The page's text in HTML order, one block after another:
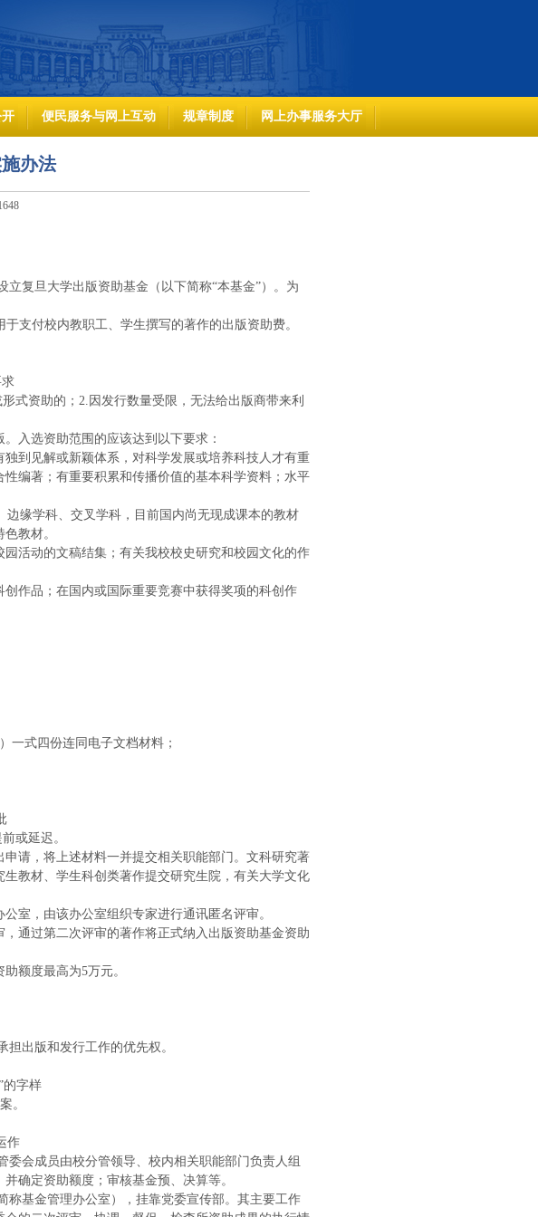
便民服务与网上互动 规章制度 网上办事服务大厅
办法
复旦大学出版资助基金（以下简称“本基金”）。为
支付校内教职工、学生撰写的著作的出版资助费。
式资助的；2.因发行数量受限，无法给出版商带来利
入选资助范围的应该达到以下要求：
到见解或新颖体系，对科学发展或培养科技人才有重
编著；有重要积累和传播价值的基本科学资料；水平
缘学科、交叉学科，目前国内尚无现成课本的教材
教材。
活动的文稿结集；有关我校校史研究和校园文化的作
作品；在国内或国际重要竞赛中获得奖项的科创作
一式四份连同电子文档材料；
或延迟。
请，将上述材料一并提交相关职能部门。文科研究著
教材、学生科创类著作提交研究生院，有关大学文化
室，由该办公室组织专家进行通讯匿名评审。
通过第二次评审的著作将正式纳入出版资助基金资助
助额度最高为5万元。
出版和发行工作的优先权。
的字样
。
作
会成员由校分管领导、校内相关职能部门负责人组
确定资助额度；审核基金预、决算等。
称基金管理办公室），挂靠党委宣传部。其主要工作